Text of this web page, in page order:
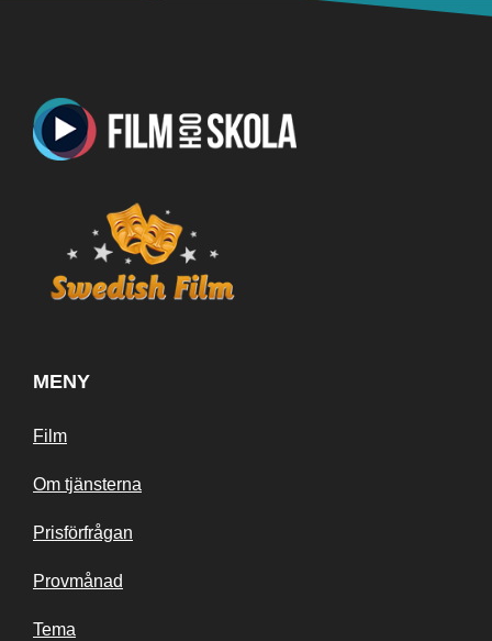
MENY
Film
Om tjänsterna
Prisförfrågan
Provmånad
Tema